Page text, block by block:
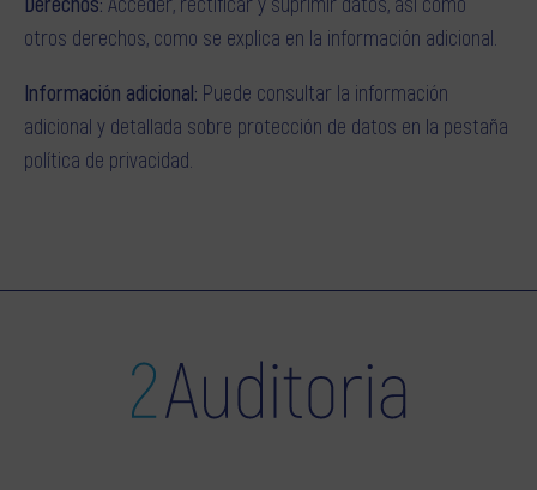
otros derechos, como se explica en la información adicional.
Información adicional Puede consultar la información
adicional y detallada sobre protección de datos en la pestaña
política de privacidad.